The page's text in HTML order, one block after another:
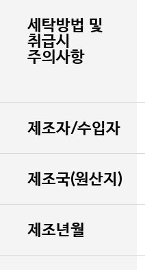
세탁방법 및
취급시
주의사항
제조자/수입자
제조국(원산지)
제조년월